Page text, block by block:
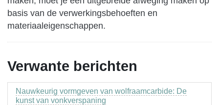
basis van de verwerkingsbehoeften en
materiaaleigenschappen.
Verwante berichten
Nauwkeurig vormgeven van wolfraamcarbide: De
kunst van vonkverspaning